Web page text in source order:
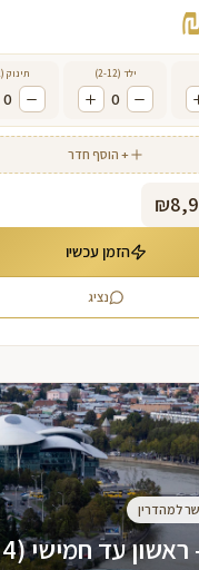
ילד (2-12)
0
תינוק (0-2)
0
+ הוסף חדר
₪
הזמן עכשיו
נציג
למהדרין
עד חמישי (4 לילות)